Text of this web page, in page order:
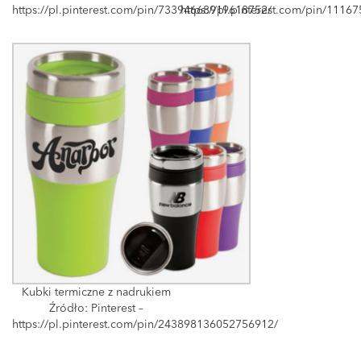
https://pl.pinterest.com/pin/73394668919618752/
https://pl.pinterest.com/pin/
Kubki termiczne z nadrukiem
Źródło: Pinterest –
https://pl.pinterest.com/pin/243898136052756912/